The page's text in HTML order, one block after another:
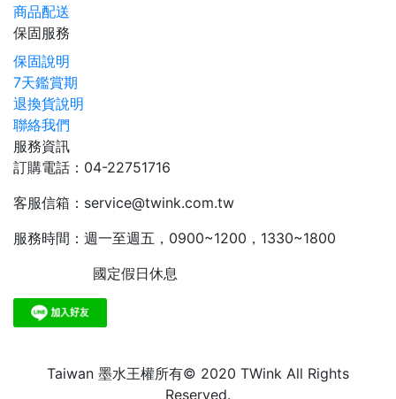
商品配送
保固服務
保固說明
7天鑑賞期
退換貨說明
聯絡我們
服務資訊
訂購電話：04-22751716
客服信箱：service@twink.com.tw
服務時間：週一至週五，0900~1200，1330~1800
國定假日休息
Taiwan 墨水王權所有© 2020 TWink All Rights
Reserved.